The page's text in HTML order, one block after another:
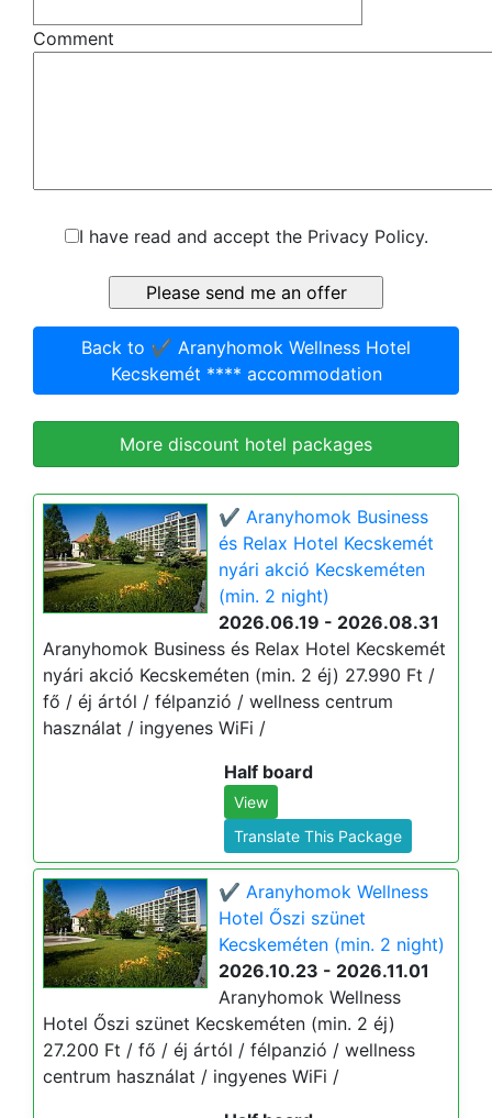
Comment
I have read and accept the Privacy Policy.
Back to ✔️ Aranyhomok Wellness Hotel
Kecskemét **** accommodation
More discount hotel packages
✔️ Aranyhomok Business
és Relax Hotel Kecskemét
nyári akció Kecskeméten
(min. 2 night)
2026.06.19 - 2026.08.31
Aranyhomok Business és Relax Hotel Kecskemét
nyári akció Kecskeméten (min. 2 éj) 27.990 Ft /
fő / éj ártól / félpanzió / wellness centrum
használat / ingyenes WiFi /
Half board
View
Translate This Package
✔️ Aranyhomok Wellness
Hotel Őszi szünet
Kecskeméten (min. 2 night)
2026.10.23 - 2026.11.01
Aranyhomok Wellness
Hotel Őszi szünet Kecskeméten (min. 2 éj)
27.200 Ft / fő / éj ártól / félpanzió / wellness
centrum használat / ingyenes WiFi /